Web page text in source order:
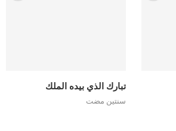
تبارك الذي بيده الملك
سنتين مضت